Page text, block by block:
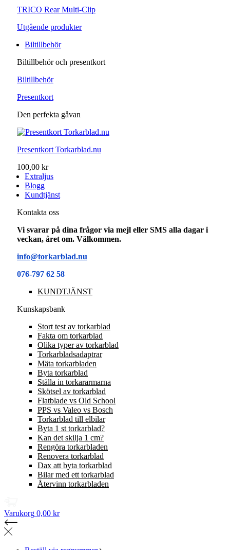
TRICO Rear Multi-Clip
Utgående produkter
Biltillbehör
Biltillbehör och presentkort
Biltillbehör
Presentkort
Den perfekta gåvan
Presentkort Torkarblad.nu
100,00 kr
Extraljus
Blogg
Kundtjänst
Kontakta oss
Vi svarar på dina frågor via mejl eller SMS alla dagar i
veckan, året om. Välkommen.
info@torkarblad.nu
076-797 62 58
KUNDTJÄNST
Kunskapsbank
Stort test av torkarblad
Fakta om torkarblad
Olika typer av torkarblad
Torkarbladsadaptrar
Mäta torkarbladen
Byta torkarblad
Ställa in torkararmarna
Skötsel av torkarblad
Flatblade vs Old School
PPS vs Valeo vs Bosch
Torkarblad till elbilar
Byta 1 st torkarblad?
Kan det skilja 1 cm?
Rengöra torkarbladen
Renovera torkarblad
Dax att byta torkarblad
Bilar med ett torkarblad
Återvinn torkarbladen
Varukorg 0,00 kr